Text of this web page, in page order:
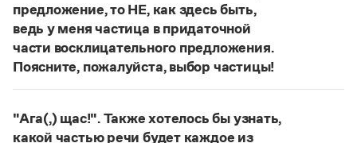
Азбучные истины
Словарь-справочник непростые слова
Все справочники портала
Новости и события
предложение, то НЕ, как здесь быть,
ведь у меня частица в придаточной
части восклицательного предложения.
Поясните, пожалуйста, выбор частицы!
Правильно:Где бы ты ни был, помни о своих
восклицательных предложениях: Где ты только
"Ага(,) щас!". Также хотелось бы узнать,
какой частью речи будет каждое из